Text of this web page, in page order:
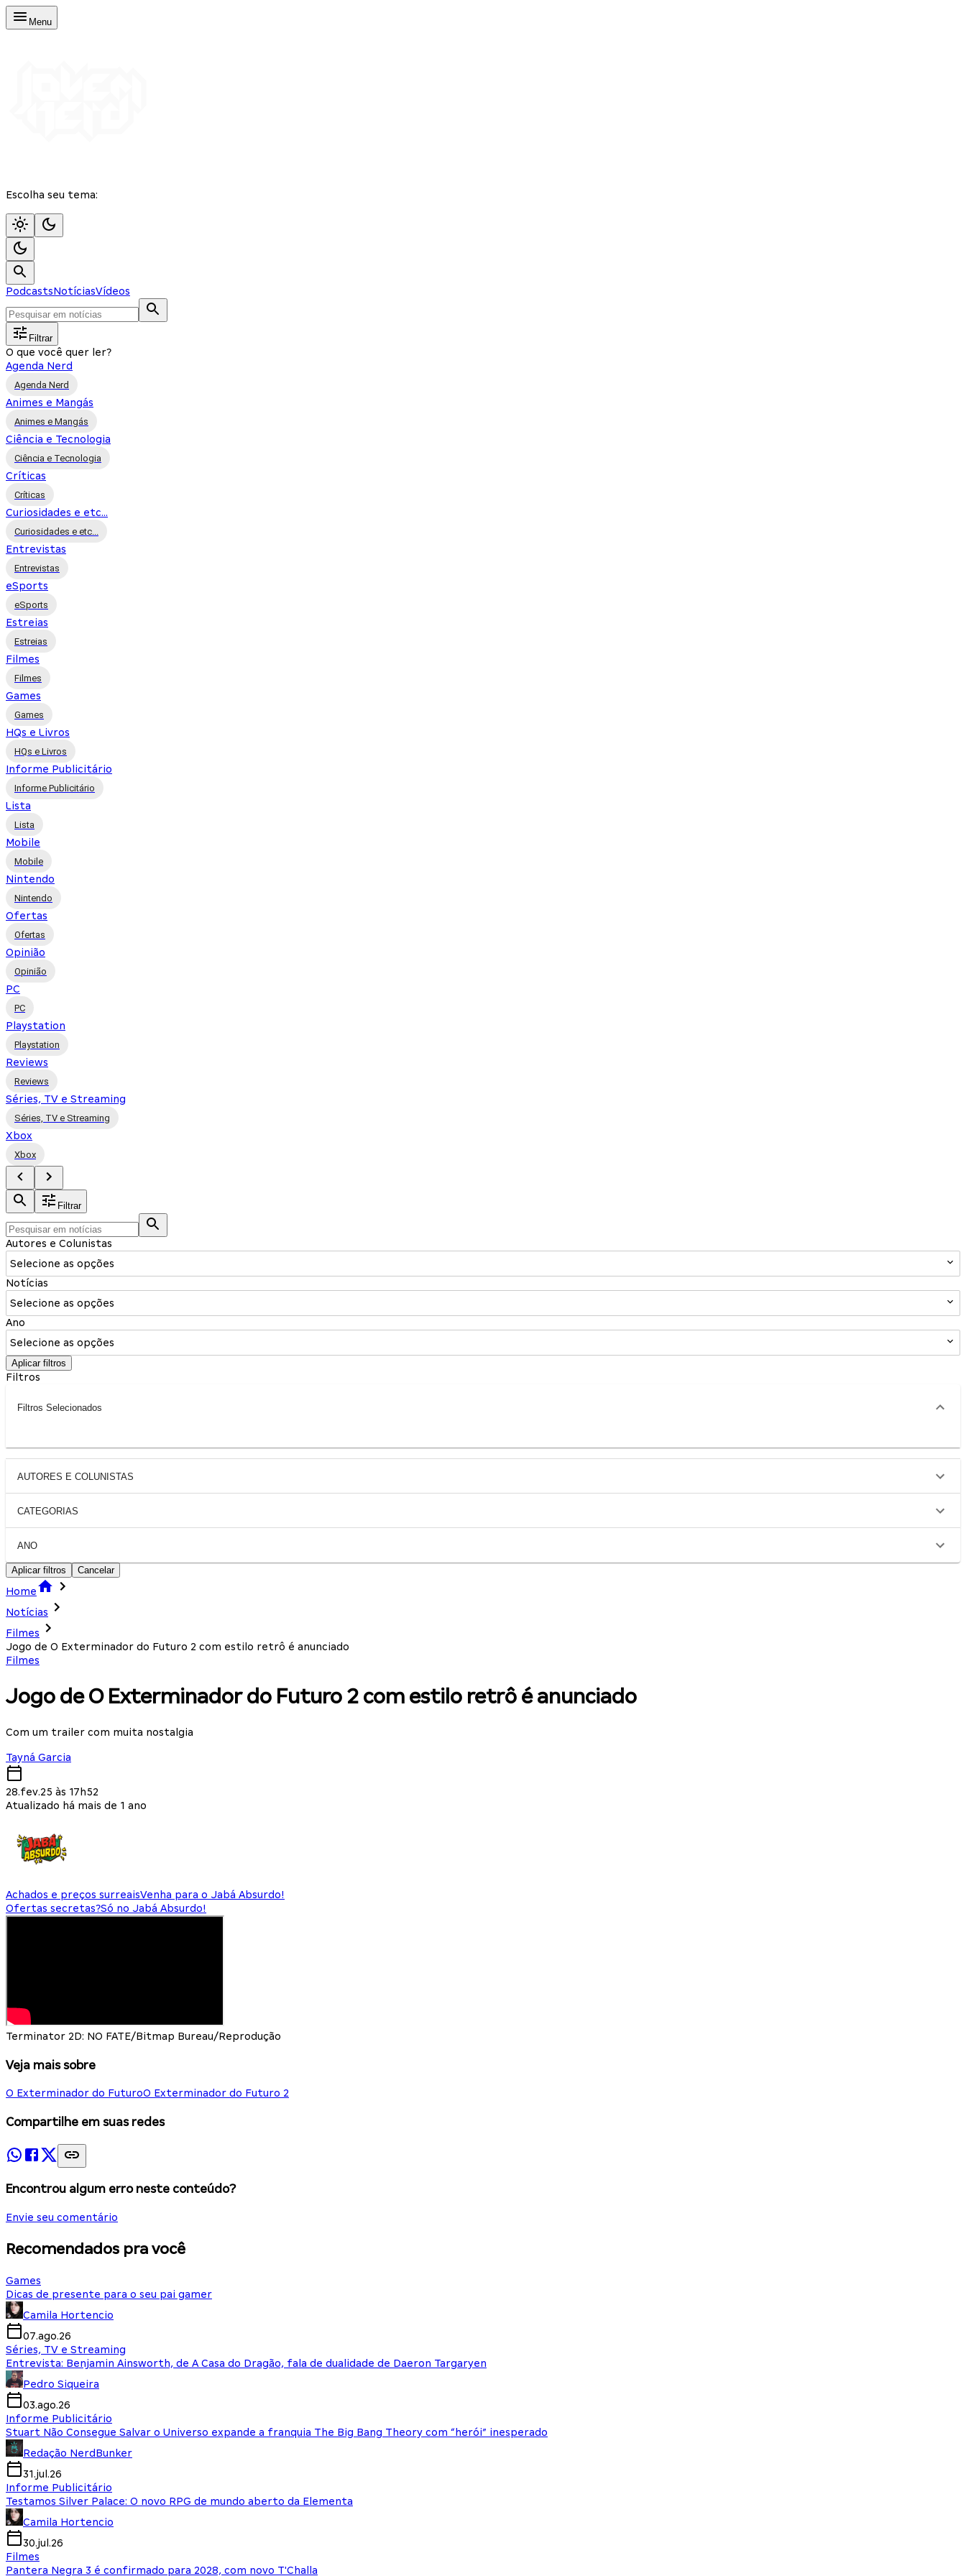
Menu
Escolha seu tema:
PodcastsNotíciasVídeos
Filtrar
O que você quer ler?
Agenda Nerd
Agenda Nerd
Animes e Mangás
Animes e Mangás
Ciência e Tecnologia
Ciência e Tecnologia
Críticas
Críticas
Curiosidades e etc...
Curiosidades e etc...
Entrevistas
Entrevistas
eSports
eSports
Estreias
Estreias
Filmes
Filmes
Games
Games
HQs e Livros
HQs e Livros
Informe Publicitário
Informe Publicitário
Lista
Lista
Mobile
Mobile
Nintendo
Nintendo
Ofertas
Ofertas
Opinião
Opinião
PC
PC
Playstation
Playstation
Reviews
Reviews
Séries, TV e Streaming
Séries, TV e Streaming
Xbox
Xbox
Filtrar
Autores e Colunistas
Selecione as opções
Notícias
Selecione as opções
Ano
Selecione as opções
Aplicar filtros
Filtros
Filtros Selecionados
AUTORES E COLUNISTAS
CATEGORIAS
ANO
Aplicar filtros Cancelar
Home
Notícias
Filmes
Jogo de O Exterminador do Futuro 2 com estilo retrô é anunciado
Filmes
Jogo de O Exterminador do Futuro 2 com estilo retrô é anunciado
Com um trailer com muita nostalgia
Tayná Garcia
28.fev.25 às 17h52
Atualizado há mais de 1 ano
Achados e preços surreaisVenha para o Jabá Absurdo!
Ofertas secretas?Só no Jabá Absurdo!
Terminator 2D: NO FATE/Bitmap Bureau/Reprodução
Veja mais sobre
O Exterminador do FuturoO Exterminador do Futuro 2
Compartilhe em suas redes
Encontrou algum erro neste conteúdo?
Envie seu comentário
Recomendados pra você
Games
Dicas de presente para o seu pai gamer
Camila Hortencio
07.ago.26
Séries, TV e Streaming
Entrevista: Benjamin Ainsworth, de A Casa do Dragão, fala de dualidade de Daeron Targaryen
Pedro Siqueira
03.ago.26
Informe Publicitário
Stuart Não Consegue Salvar o Universo expande a franquia The Big Bang Theory com “herói” inesperado
Redação NerdBunker
31.jul.26
Informe Publicitário
Testamos Silver Palace: O novo RPG de mundo aberto da Elementa
Camila Hortencio
30.jul.26
Filmes
Pantera Negra 3 é confirmado para 2028, com novo T'Challa